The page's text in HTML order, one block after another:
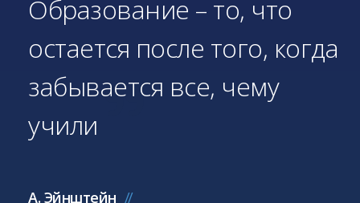
Образование – то, что
остается после того, когда
забывается все, чему
учили
А. Эйнштейн